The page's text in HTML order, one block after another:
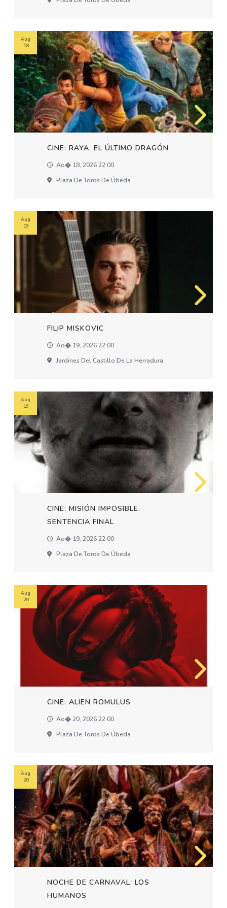
CINE: RAYA. EL ÚLTIMO DRAGÓN
Ao� 18, 2026 22:00
Plaza De Toros De Úbeda
Aug
18
FILIP MISKOVIC
Ao� 19, 2026 22:00
Jardines Del Castillo De La Herradura
Aug
19
CINE: MISIÓN IMPOSIBLE.
SENTENCIA FINAL
Ao� 19, 2026 22:00
Plaza De Toros De Úbeda
Aug
19
CINE: ALIEN ROMULUS
Ao� 20, 2026 22:00
Plaza De Toros De Úbeda
Aug
20
NOCHE DE CARNAVAL: LOS
HUMANOS
Aug
20